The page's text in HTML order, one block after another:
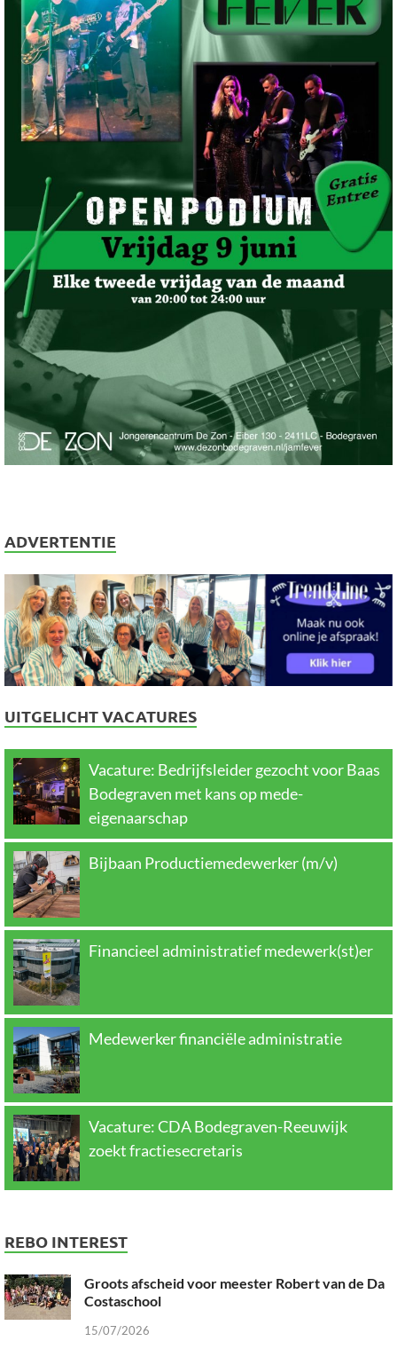
ADVERTENTIE
UITGELICHT VACATURES
Vacature: Bedrijfsleider gezocht voor Baas
Bodegraven met kans op mede-
eigenaarschap
Bijbaan Productiemedewerker (m/v)
Financieel administratief medewerk(st)er
Medewerker financiële administratie
Vacature: CDA Bodegraven-Reeuwijk
zoekt fractiesecretaris
REBO INTEREST
Groots afscheid voor meester Robert van de Da
Costaschool
15/07/2026